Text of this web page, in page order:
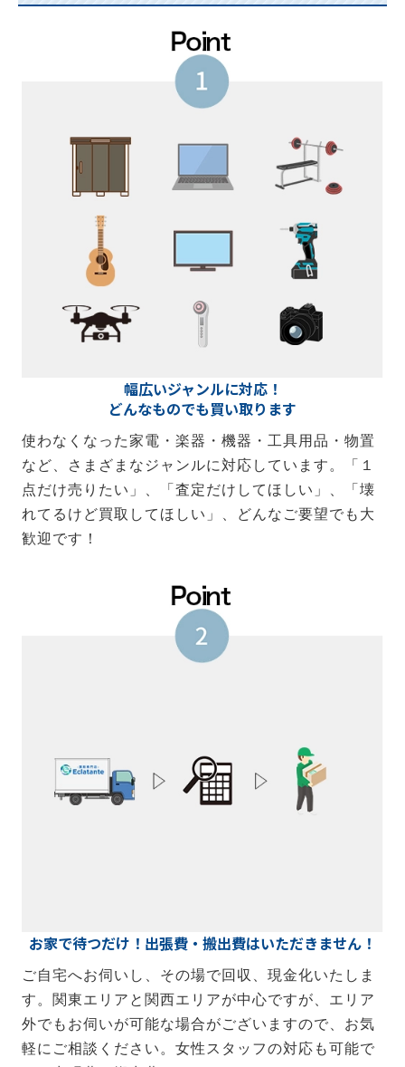
幅広いジャンルに対応！
どんなものでも買い取ります
使わなくなった家電・楽器・機器・工具用品・物置
など、さまざまなジャンルに対応しています。「１
点だけ売りたい」、「査定だけしてほしい」、「壊
れてるけど買取してほしい」、どんなご要望でも大
歓迎です！
お家で待つだけ！出張費・搬出費はいただきません！
ご自宅へお伺いし、その場で回収、現金化いたしま
す。関東エリアと関西エリアが中心ですが、エリア
外でもお伺いが可能な場合がございますので、お気
軽にご相談ください。女性スタッフの対応も可能で